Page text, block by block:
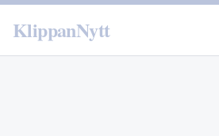
KlippanNytt